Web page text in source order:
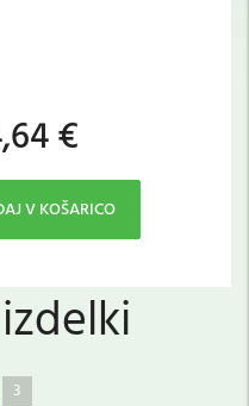
€
V KOŠARICO
3